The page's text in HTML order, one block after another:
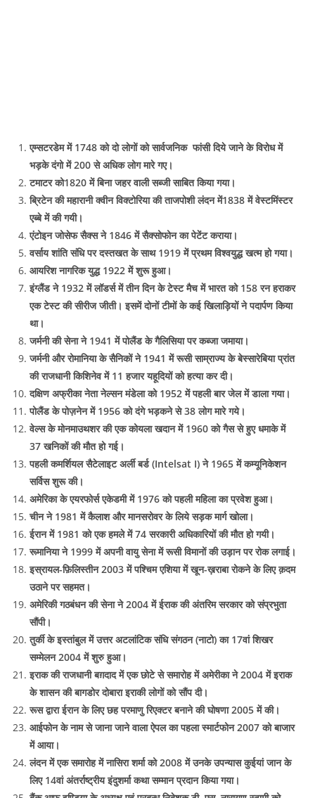
एम्सटरडेम में 1748 को दो लाेगों को सार्वजनिक फांसी दिये जाने के विरोध में
भड़के दंगो में 200 से अधिक लोग मारे गए।
टमाटर को1820 में बिना जहर वाली सब्जी साबित किया गया।
ब्रिटेन की महारानी क्वीन विक्टोरिया की ताजपोशी लंदन में1838 में वेस्टमिंस्टर
एब्बे में की गयी।
एंटोइन जोसेफ सैक्स ने 1846 में सैक्सोफोन का पेटेंट कराया।
वर्साय शांति संधि पर दस्तखत के साथ 1919 में प्रथम विश्वयुद्ध खत्म हो गया।
आयरिश नागरिक युद्ध 1922 में शुरू हुआ।
इंग्लैंड ने 1932 में लॉडर्स में तीन दिन के टेस्ट मैच में भारत को 158 रन हराकर
एक टेस्ट की सीरीज जीती। इसमें दोनों टीमों के कई खिलाड़ियों ने पदार्पण किया
था।
जर्मनी की सेना ने 1941 में पोलैंड के गैलिसिया पर कब्जा जमाया।
जर्मनी और रोमानिया के सैनिकों ने 1941 में रूसी साम्राज्य के बेस्सारेबिया प्रांत
की राजधानी किशिनेव में 11 हजार यहूदियों को हत्या कर दी।
दक्षिण अफ्रीका नेता नेल्सन मंडेला को 1952 में पहली बार जेल में डाला गया।
पोलैंड के पोज़नेन में 1956 को दंगे भड़कने से 38 लोग मारे गये।
वेल्स के मोनमाउथशर की एक कोयला खदान में 1960 को गैस से हुए धमाके में
37 खनिकों की मौत हो गई।
पहली कमर्शियल सैटेलाइट अर्ली बर्ड (Intelsat I) ने 1965 में कम्यूनिकेशन
सर्विस शुरू की।
अमेरिका के एयरफोर्स एकेडमी में 1976 को पहली महिला का प्रवेश हुआ।
चीन ने 1981 में कैलाश और मानसरोवर के लिये सड़क मार्ग खोला।
ईरान में 1981 को एक हमले में 74 सरकारी अधिकारियों की मौत हो गयी।
रूमानिया ने 1999 में अपनी वायु सेना में रूसी विमानों की उड़ान पर रोक लगाई।
इस्रायल-फ़िलिस्तीन 2003 में पश्चिम एशिया में खून-ख़राबा रोकने के लिए क़दम
उठाने पर सहमत।
अमेरिकी गठबंधन की सेना ने 2004 में ईराक की अंतरिम सरकार को संप्रभुता
सौंपी।
तुर्की के इस्तांबुल में उत्तर अटलांटिक संधि संगठन (नाटो) का 17वां शिखर
सम्मेलन 2004 में शुरु हुआ।
इराक की राजधानी बग़दाद में एक छोटे से समारोह में अमेरीका ने 2004 में इराक
के शासन की बागडोर दोबारा इराकी लोगों को सौंप दी।
रूस द्वारा ईरान के लिए छह परमाणु रिएक्टर बनाने की घोषणा 2005 में की।
आईफोन के नाम से जाना जाने वाला ऐपल का पहला स्मार्टफोन 2007 को बाजार
में आया।
लंदन में एक समारोह में नासिरा शर्मा को 2008 में उनके उपन्यास कुईयां जान के
लिए 14वां अंतर्राष्ट्रीय इंदुशर्मा कथा सम्मान प्रदान किया गया।